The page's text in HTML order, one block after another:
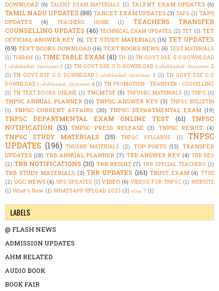
DOWNLOAD (6) TALENT EXAM MATERIALS (1) TALENT EXAM UPDATES (6)
TAMIL NADU UPDATES (88) TANCET EXAM UPDATES (3) TAPS (1) TAPS
UPDATES
(4) TEACHERS HOME (1)
TEACHERS TRANSFER
COUNSELLING UPDATES (46) TECHNICAL EXAM UPDATES (2) TET (1) TET
OFFICIAL ANSWER KEY (6) TET STUDY MATERIALS (16) TET UPDATES
(69) TEXT BOOKS DOWNLOAD (16) TEXT BOOKS NEWS (6) TEXT MATERIALS
(1) THIRAN (1) TIME TABLE EXAM (41) TN (1) TN GOVT DSE G.O DOWNLOAD
| பள்ளிக்கல்வி அரசாணை 1 (2) TN GOVT DSE G.O DOWNLOAD | பள்ளிக்கல்வி அரசாணை 2
(1) TN GOVT DSE G.O DOWNLOAD | பள்ளிக்கல்வி அரசாணை 3 (1) TN GOVT DSE G.O
DOWNLOAD | பள்ளிக்கல்வி அரசாணை 4 (1) TN PROMOTION - TRANSFER - COUSELLING
(1) TN TEXT BOOKS ONLINE (1) TNCMTSE (5) TNFUSRC MATERIALS (1) TNPS (1)
TNPSC ANNUAL PLANNER (10) TNPSC ANSWER KEY (3) TNPSC BULLETIN
(1) TNPSC CURRENT AFFAIRS (20) TNPSC DEPARTMENTAL EXAM (19)
TNPSC DEPARTMENTAL EXAM ONLINE TEST (61)
TNPSC
NOTIFICATION (53) TNPSC PRESS RELEASE (3) TNPSC RESULT (4)
TNPSC STUDY MATERIALS (35) TNPSC SYLLABUS (1)
TNPSC
UPDATES (196) TNUSRB MATERIALS (2) TOP-POSTS (13) TRANSFER
UPDATES (18) TRB ANNUAL PLANNER (7) TRB ANSWER KEY (4) TRB BEO
(2) TRB NOTIFICATIONS (30) TRB RESULT (7) TRB SPECIAL TEACHERS (1)
TRB STUDY MATERIALS (3) TRB UPDATES (161) TRUST EXAM (4) TTSE
(2) UGC NEWS (4) UPS UPDATES (1) VIDEO (6) VIDEOS FOR TNPSC (1) WEBSITE
(1) What's New. (1) WHATSAPP UPLOAD 2023 (2) எப்படி ? (1)
LABELS
@ FLASH NEWS
ADMISSION UPDATES
AHM RELATED
AUDIO BOOK
BOOK FAIR